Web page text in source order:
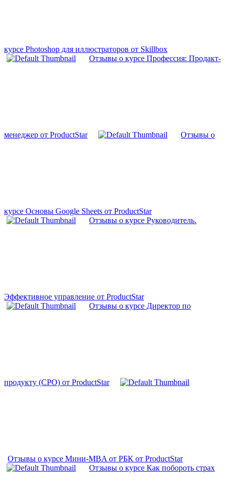
курсе Photoshop для иллюстраторов от Skillbox
Отзывы о курсе Профессия: Продакт-
менеджер от ProductStar Отзывы о
курсе Основы Google Sheets от ProductStar
Отзывы о курсе Руководитель.
Эффективное управление от ProductStar
Отзывы о курсе Директор по
продукту (CPO) от ProductStar
Отзывы о курсе Мини-MBA от РБК от ProductStar
Отзывы о курсе Как побороть страх